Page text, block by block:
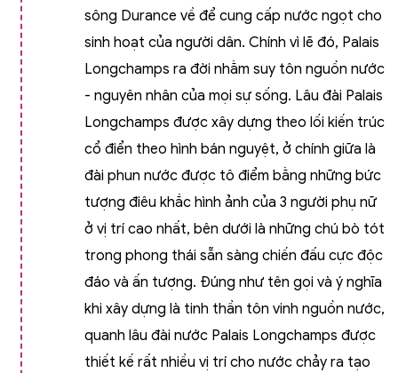
sông Durance về để cung cấp nước ngọt cho
sinh hoạt của người dân. Chính vì lẽ đó, Palais
Longchamps ra đời nhằm suy tôn nguồn nước
- nguyên nhân của mọi sự sống. Lâu đài Palais
Longchamps được xây dựng theo lối kiến trúc
cổ điển theo hình bán nguyệt, ở chính giữa là
đài phun nước được tô điểm bằng những bức
tượng điêu khắc hình ảnh của 3 người phụ nữ
ở vị trí cao nhất, bên dưới là những chú bò tót
trong phong thái sẵn sàng chiến đấu cực độc
đáo và ấn tượng. Đúng như tên gọi và ý nghĩa
khi xây dựng là tinh thần tôn vinh nguồn nước,
quanh lâu đài nước Palais Longchamps được
thiết kế rất nhiều vị trí cho nước chảy ra tạo